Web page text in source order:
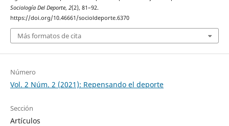
Sociología Del Deporte, 2(2), 81–92.
https://doi.org/10.46661/socioldeporte.6370
Más formatos de cita
Número
Vol. 2 Núm. 2 (2021): Repensando el deporte
Sección
Artículos